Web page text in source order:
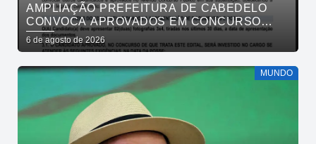
AMPLIAÇÃO PREFEITURA DE CABEDELO
CONVOCA APROVADOS EM CONCURSO
PÚBLICO DA SAÚDE PARA APRESENTAÇÃO
DE DOCUMENTOS
6 de agosto de 2026
MUNDO